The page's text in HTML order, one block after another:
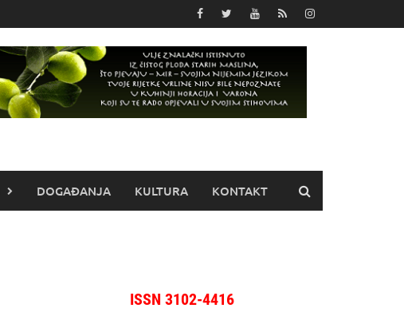
DOGAĐANJA KULTURA KONTAKT
ISSN 3102-4416